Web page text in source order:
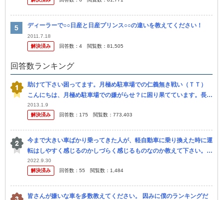
ディーラーで○○日産と日産プリンス○○の違いを教えてください！
2011.7.18
解決済み
回答数： 4 閲覧数： 81,505
回答数ランキング
助けて下さい困ってます。月極め駐車場での仁義無き戦い（ＴＴ）
こんにちは、月極め駐車場での嫌がらせ？に困り果てています。長文
ですが助けてください うちのマンションの駐車場は一般的には狭く
なく、...
2013.1.9
解決済み
回答数： 175 閲覧数： 773,403
今まで大きい車ばかり乗ってきた人が、軽自動車に乗り換えた時に運
転はしやすく感じるのかしづらく感じるものなのか教えて下さい。
クラウン、ハイエース、エルグランド、ランクルに乗ってきていま
す。 今、...
2022.9.30
解決済み
回答数： 55 閲覧数： 1,484
皆さんが嫌いな車を多数教えてください。 因みに僕のランキングだ